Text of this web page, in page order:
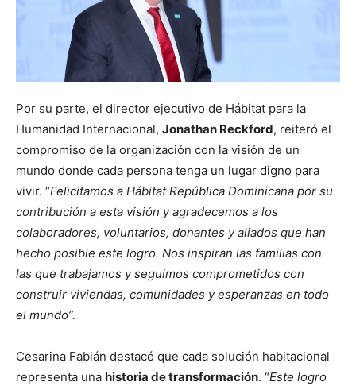
Por su parte, el director ejecutivo de Hábitat para la
Humanidad Internacional, Jonathan Reckford, reiteró el
compromiso de la organización con la visión de un
mundo donde cada persona tenga un lugar digno para
vivir. “Felicitamos a Hábitat República Dominicana por su
contribución a esta visión y agradecemos a los
colaboradores, voluntarios, donantes y aliados que han
hecho posible este logro. Nos inspiran las familias con
las que trabajamos y seguimos comprometidos con
construir viviendas, comunidades y esperanzas en todo
el mundo”.
Cesarina Fabián destacó que cada solución habitacional
representa una historia de transformación. “Este logro